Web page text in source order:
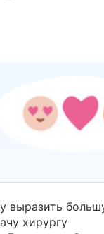
выразить
хирургу